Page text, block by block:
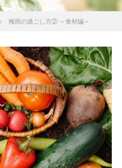
梅雨の過ごし方② ～食材編～